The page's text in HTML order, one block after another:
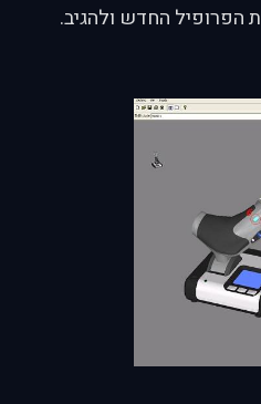
הפרופיל החדש ולהגיב.